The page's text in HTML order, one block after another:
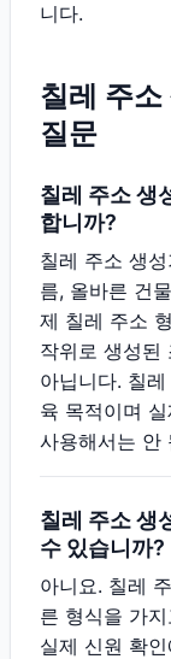
니다.
칠레 주
질문
칠레 주소 생
합니까?
칠레 주소 생
름, 올바른 건
제 칠레 주소
작위로 생성된
아닙니다. 칠
육 목적이며
사용해서는 안
칠레 주소 생
수 있습니까?
아니요. 칠레
른 형식을 가
실제 신원 확